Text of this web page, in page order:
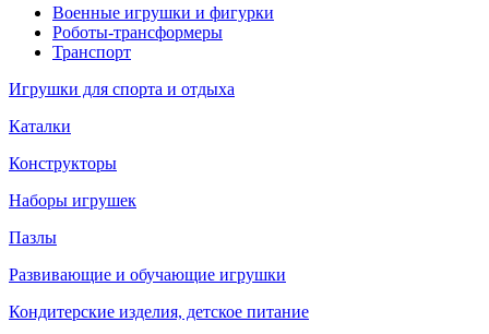
Военные игрушки и фигурки
Роботы-трансформеры
Транспорт
Игрушки для спорта и отдыха
Каталки
Конструкторы
Наборы игрушек
Пазлы
Развивающие и обучающие игрушки
Кондитерские изделия, детское питание